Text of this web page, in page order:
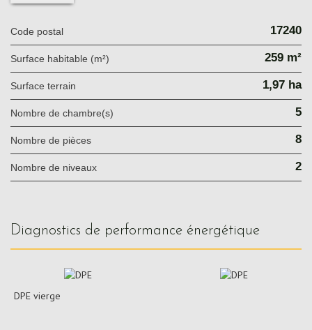
Code postal 17240
Surface habitable (m²) 259 m²
surface terrain 1,97 ha
Nombre de chambre(s) 5
Nombre de pièces 8
Nombre de niveaux 2
diagnostics de performance énergétique
DPE vierge